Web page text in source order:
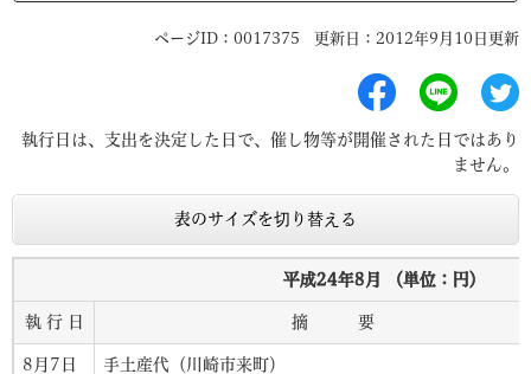
ページID：0017375 更新日：2012年9月10日更新
執行日は、支出を決定した日で、催し物等が開催された日ではあり
ません。
表のサイズを切り替える
平成24年8月 （単位：円）
執 行 日 摘 要
8月7日 手土産代（川崎市来町）